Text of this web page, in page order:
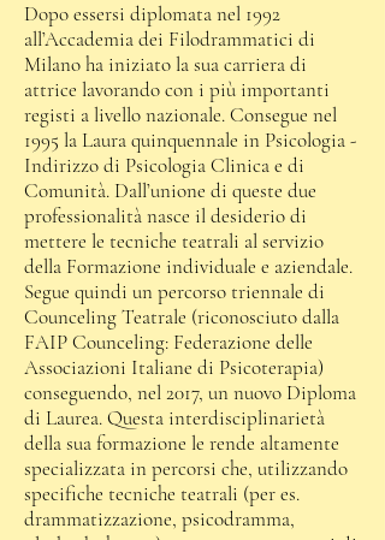
Dopo essersi diplomata nel 1992
all’Accademia dei Filodrammatici di
Milano ha iniziato la sua carriera di
attrice lavorando con i più importanti
registi a livello nazionale. Consegue nel
1995 la Laura quinquennale in Psicologia -
Indirizzo di Psicologia Clinica e di
Comunità. Dall’unione di queste due
professionalità nasce il desiderio di
mettere le tecniche teatrali al servizio
della Formazione individuale e aziendale.
Segue quindi un percorso triennale di
Counceling Teatrale (riconosciuto dalla
FAIP Counceling: Federazione delle
Associazioni Italiane di Psicoterapia)
conseguendo, nel 2017, un nuovo Diploma
di Laurea. Questa interdisciplinarietà
della sua formazione le rende altamente
specializzata in percorsi che, utilizzando
specifiche tecniche teatrali (per es.
drammatizzazione, psicodramma,